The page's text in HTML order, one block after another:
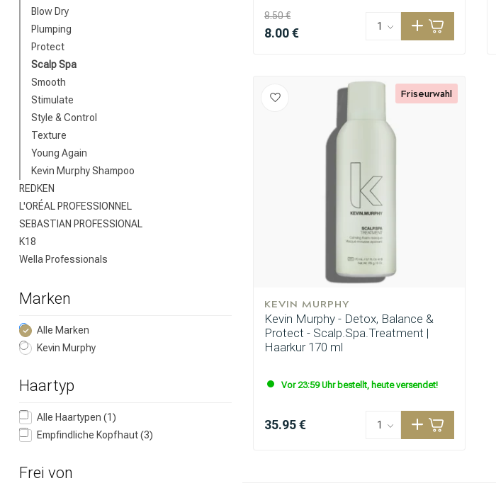
Nach welcher Kategorie suchst du?
Blow Dry
Plumping
Protect
Scalp Spa
Smooth
Stimulate
Style & Control
Texture
Young Again
Kevin Murphy Shampoo
REDKEN
L'ORÉAL PROFESSIONNEL
SEBASTIAN PROFESSIONAL
K18
Wella Professionals
Marken
Alle Marken
Kevin Murphy
Haartyp
Alle Haartypen (1)
Empfindliche Kopfhaut(3)
Frei von
8.50 €
8.00 €
KEVIN MURPHY
Kevin Murphy - Detox, Balance &
Protect - Scalp.Spa.Treatment |
Haarkur 170 ml
Vor 23:59 Uhr bestellt, heute versendet!
35.95 €
Friseurwahl